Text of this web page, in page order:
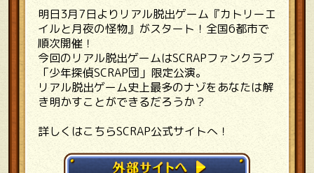
明日3月7日よりリアル脱出ゲーム『カトリーエ
イルと月夜の怪物』がスタート！全国6都市で
順次開催！
今回のリアル脱出ゲームはSCRAPファンクラブ
「少年探偵SCRAP団」限定公演。
リアル脱出ゲーム史上最多のナゾをあなたは解
き明かすことができるだろうか？
詳しくはこちらSCRAP公式サイトへ！